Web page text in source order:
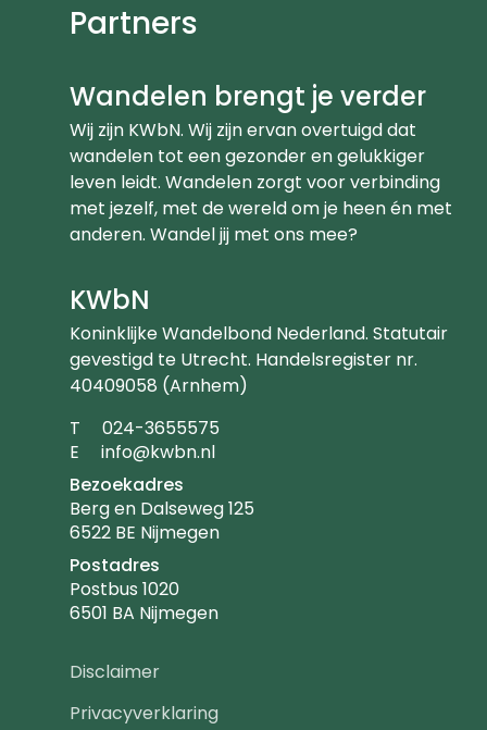
Partners
Wandelen brengt je verder
Wij zijn KWbN. Wij zijn ervan overtuigd dat
wandelen tot een gezonder en gelukkiger
leven leidt. Wandelen zorgt voor verbinding
met jezelf, met de wereld om je heen én met
anderen. Wandel jij met ons mee?
KWbN
Koninklijke Wandelbond Nederland. Statutair
gevestigd te Utrecht. Handelsregister nr.
40409058 (Arnhem)
T Telefoonnummer
024-3655575
E Emailadres
info@kwbn.nl
Bezoekadres
Berg en Dalseweg 125
6522 BE Nijmegen
Postadres
Postbus 1020
6501 BA Nijmegen
Footer
navigatie
Disclaimer
Privacyverklaring